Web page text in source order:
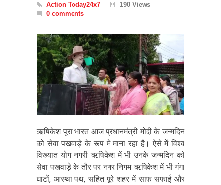
Action Today24x7
190 Views
0 comments
ऋषिकेश पूरा भारत आज प्रधानमंत्री मोदी के जन्मदिन
को सेवा पखवाड़े के रूप में माना रहा है। ऐसे में विश्व
विख्यात योग नगरी ऋषिकेश में भी उनके जन्मदिन को
सेवा पखवाड़े के तौर पर नगर निगम ऋषिकेश में भी गंगा
घाटों, आस्था पथ, सहित पूरे शहर में साफ सफाई और